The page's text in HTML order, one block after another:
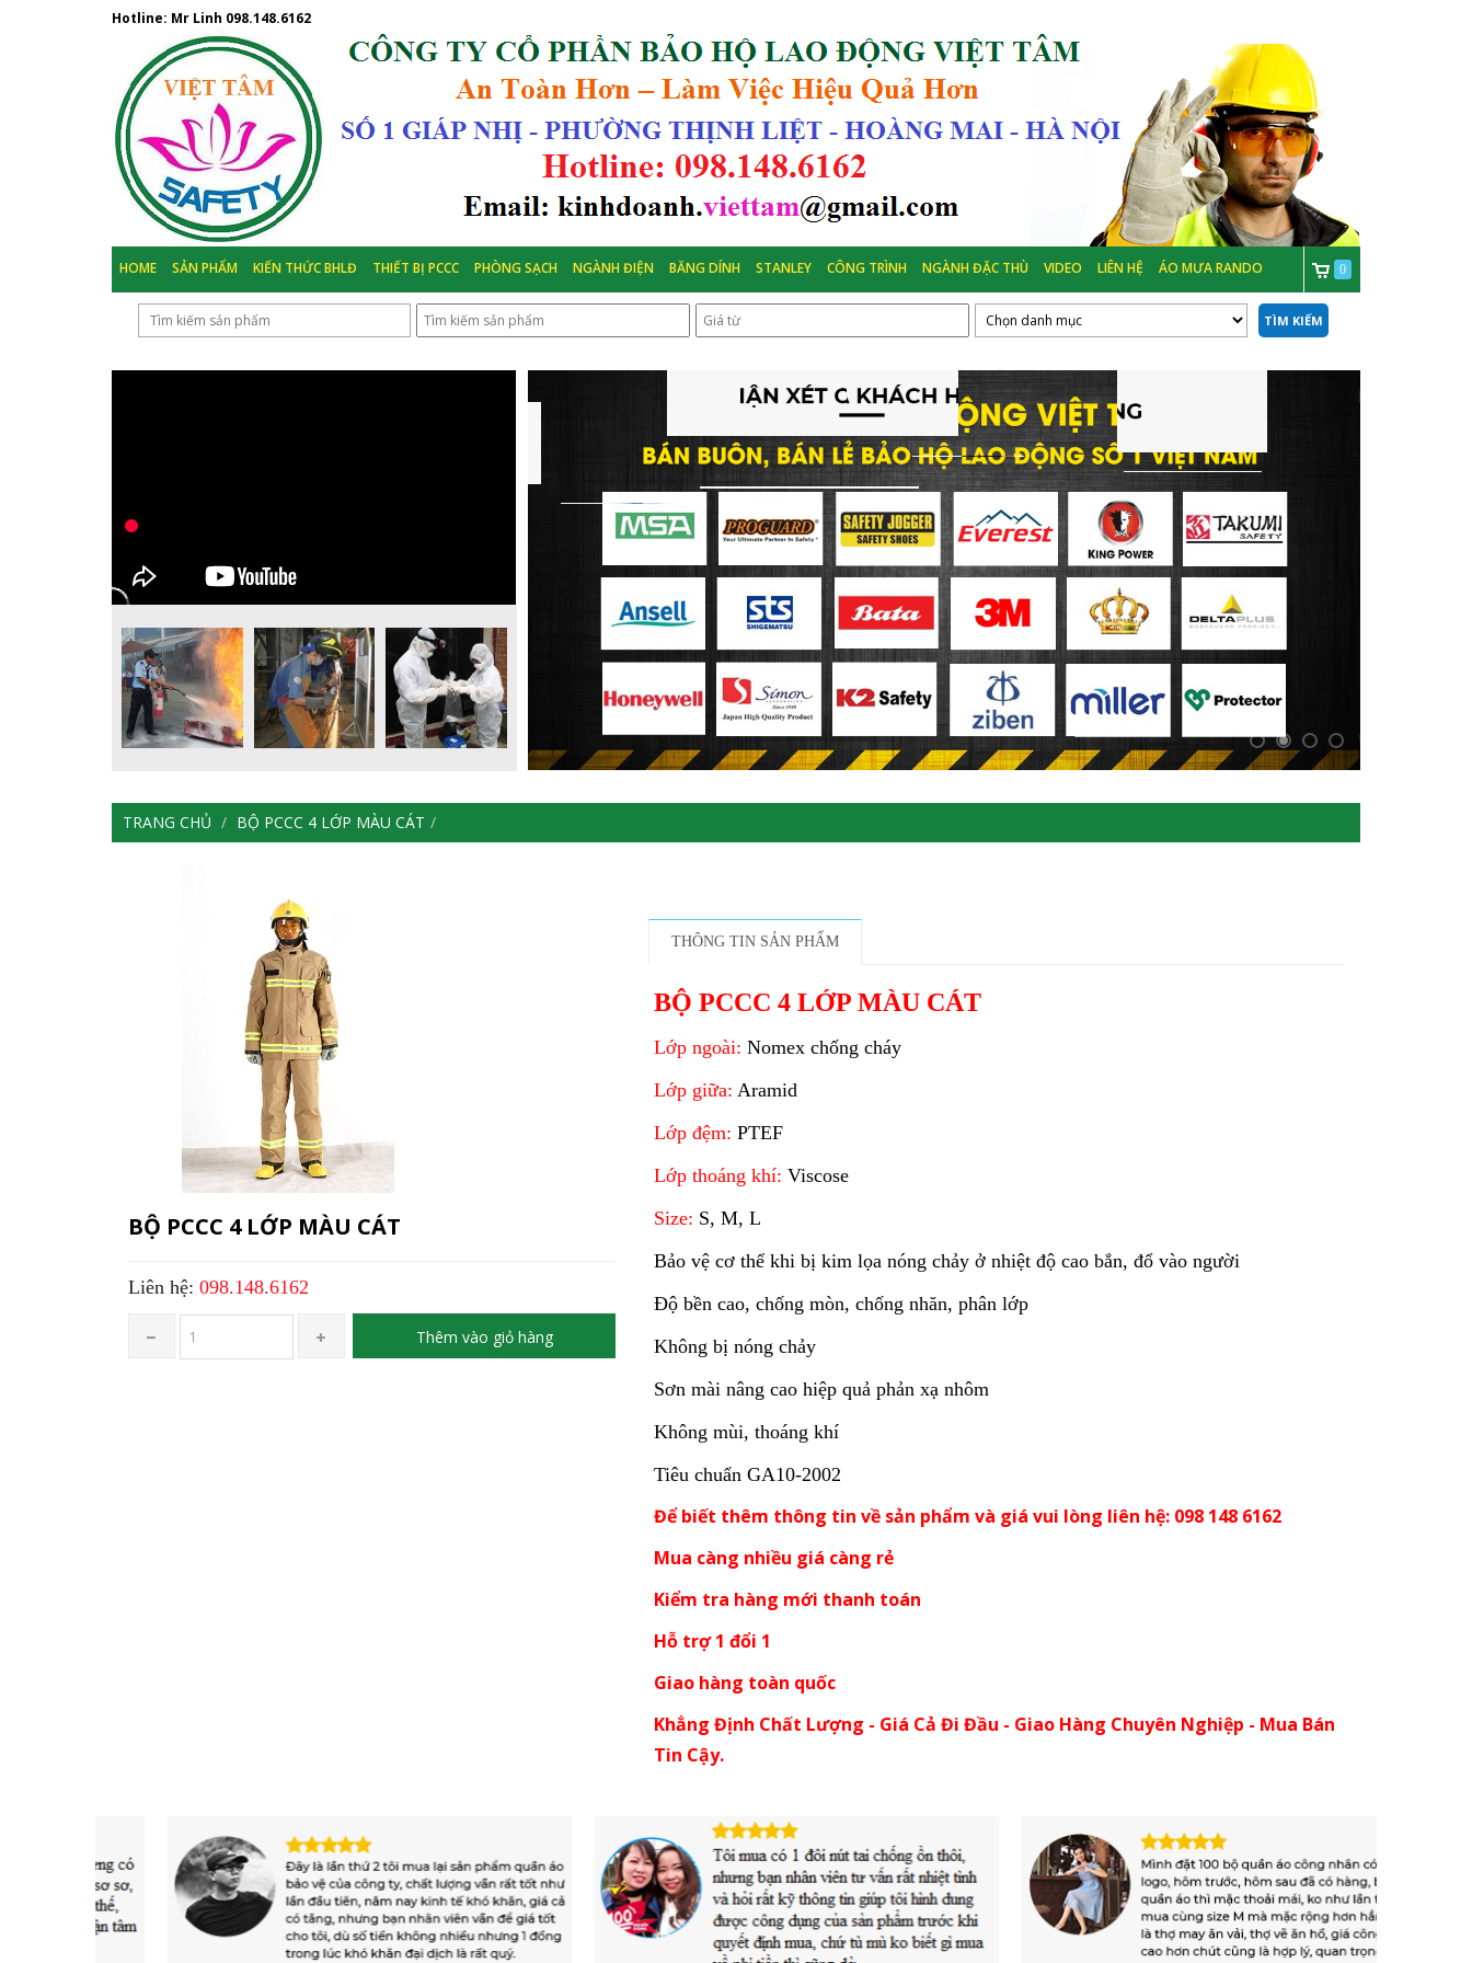
Hotline: Mr Linh 098.148.6162
HOME SẢN PHẨM KIẾN THỨC BHLĐ THIẾT BỊ PCCC PHÒNG SẠCH NGÀNH ĐIỆN BĂNG DÍNH STANLEY CÔNG TRÌNH NGÀNH ĐẶC THÙ VIDEO LIÊN HỆ ÁO MƯA RANDO 0
TÌM KIẾM
TRANG CHỦ BỘ PCCC 4 LỚP MÀU CÁT
BỘ PCCC 4 LỚP MÀU CÁT
Liên hệ: 098.148.6162
Thêm vào giỏ hàng
THÔNG TIN SẢN PHẨM
BỘ PCCC 4 LỚP MÀU CÁT
Lớp ngoài: Nomex chống cháy
Lớp giữa: Aramid
Lớp đệm: PTEF
Lớp thoáng khí: Viscose
Size: S, M, L
Bảo vệ cơ thể khi bị kim lọa nóng chảy ở nhiệt độ cao bắn, đổ vào người
Độ bền cao, chống mòn, chống nhăn, phân lớp
Không bị nóng chảy
Sơn mài nâng cao hiệp quả phản xạ nhôm
Không mùi, thoáng khí
Tiêu chuẩn GA10-2002
Để biết thêm thông tin về sản phẩm và giá vui lòng liên hệ: 098 148 6162
Mua càng nhiều giá càng rẻ
Kiểm tra hàng mới thanh toán
Hỗ trợ 1 đổi 1
Giao hàng toàn quốc
Khẳng Định Chất Lượng - Giá Cả Đi Đầu - Giao Hàng Chuyên Nghiệp - Mua Bán
Tin Cậy.